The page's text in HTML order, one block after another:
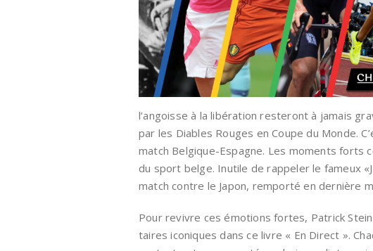
l’angoisse à la libération resteront à jamais
par les Diables Rouges en Coupe du Monde.
match Belgique-Espagne. Les moments forts
du sport belge. Inutile de rappeler le fameux
match contre le Japon, remporté en dernière
Pour revivre ces émotions fortes, Patrick
taires iconiques dans ce livre « En Direct ».